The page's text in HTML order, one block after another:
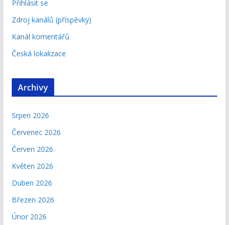
Přihlásit se
Zdroj kanálů (příspěvky)
Kanál komentářů
Česká lokalizace
Archivy
Srpen 2026
Červenec 2026
Červen 2026
Květen 2026
Duben 2026
Březen 2026
Únor 2026